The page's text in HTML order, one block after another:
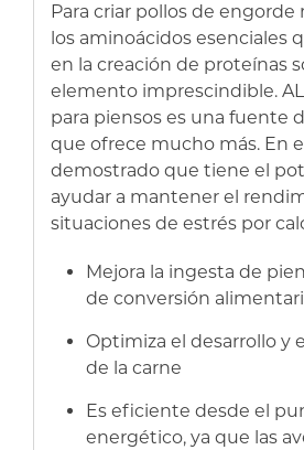
Para criar pollos de engorde
los aminoácidos esenciales
en la creación de proteínas
elemento imprescindible.
para piensos es una fuente
que ofrece mucho más. En
demostrado que tiene el
ayudar a mantener el
situaciones de estrés por
Mejora la ingesta de
de conversión
Optimiza el desarrollo y
de la carne
Es eficiente desde el
energético, ya que las